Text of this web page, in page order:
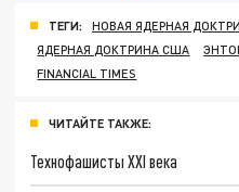
ТЕГИ:
НОВАЯ ЯДЕРНАЯ
ЯДЕРНАЯ ДОКТРИНА США
FINANCIAL TIMES
ЧИТАЙТЕ ТАКЖЕ:
Технофашисты XXI века